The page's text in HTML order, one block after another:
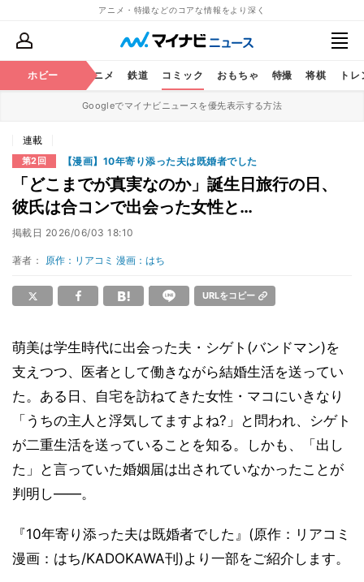
アニメ・特撮などのコアな情報をより深く
ホビー アニメ 鉄道 コミック おもちゃ 特撮 将棋 ト
Googleでマイナビニュースを優先表示する方法
連載
第2回 【漫画】10年寄り添った夫は既婚者でした
「どこまでが真実なのか」誕生日旅行の日、
彼氏は合コンで出会った女性と…
掲載日 2026/06/03 18:10
著者： 原作：リアコミ 漫画：はち
URLをコピー
萌美は学生時代に出会った夫・シゲト(バンドマン)を
支えつつ、医者として働きながら結婚生活を送ってい
た。ある日、自宅を訪ねてきた女性・マコにいきなり
「うちの主人と浮気してますよね?」と問われ、シゲト
が二重生活を送っていることを知る。しかも、「出し
た」と言っていた婚姻届は出されていなかったことが
判明し――。
『10年寄り添った夫は既婚者でした』(原作：リアコミ
漫画：はち/KADOKAWA刊)より一部をご紹介します。